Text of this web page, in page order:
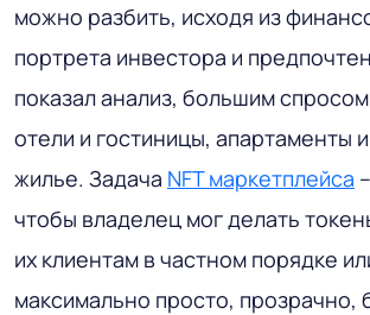
можно разбить, исходя из
портрета инвестора и
показал анализ, большим
отели и гостиницы, апартаменты
жилье. Задача NFT маркетплейса
чтобы владелец мог делать
их клиентам в частном порядке
максимально просто, прозрачно,